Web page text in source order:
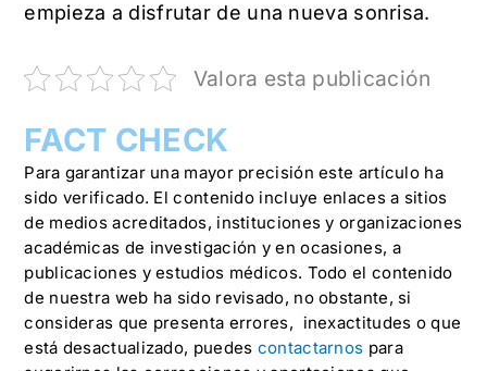
empieza a disfrutar de una nueva sonrisa.
Valora esta publicación
FACT CHECK
Para garantizar una mayor precisión este artículo ha
sido verificado. El contenido incluye enlaces a sitios
de medios acreditados, instituciones y organizaciones
académicas de investigación y en ocasiones, a
publicaciones y estudios médicos. Todo el contenido
de nuestra web ha sido revisado, no obstante, si
consideras que presenta errores, inexactitudes o que
está desactualizado, puedes contactarnos para